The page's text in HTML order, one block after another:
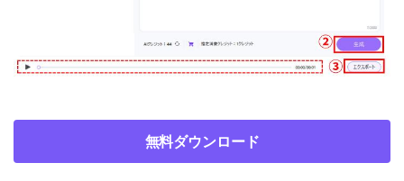
無料ダウンロード